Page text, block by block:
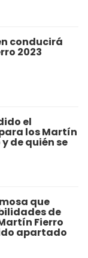
conducirá
2023
el
los Martín
de quién se
que
de
Fierro
apartado